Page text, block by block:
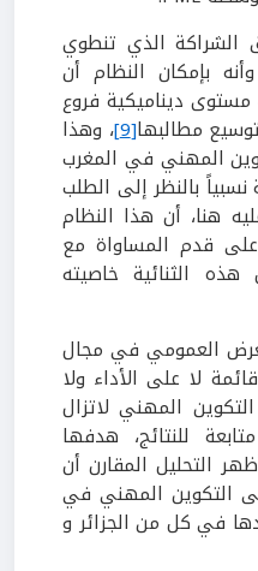
الشراكة الذي تنطوي
بإمكان النظام أن
ديناميكية فروع
مطالبها[9] ، وهذا
المهني في المغرب
بالنظر إلى الطلب
هنا، أن هذا النظام
قدم المساواة مع
الثنائية خاصيته
العمومي في مجال
لا على الأداء ولا
المهني لاتزال
للنتائج، هدفها
التحليل المقارن أن
التكوين المهني في
في كل من الجزائر و